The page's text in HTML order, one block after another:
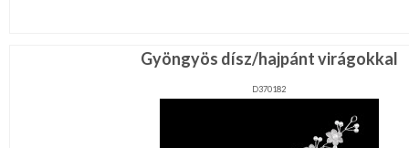
Gyöngyös dísz/hajpánt virágokkal
D370182